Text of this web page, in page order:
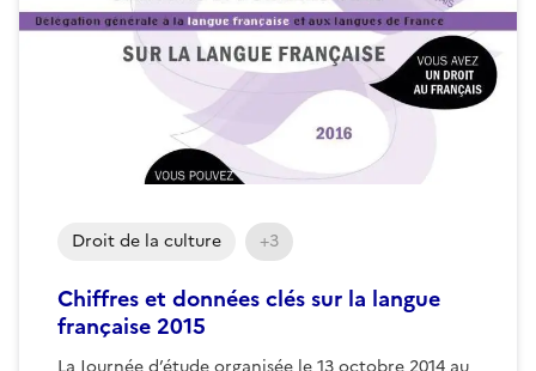
Chiffres et données clés sur la langue
française 2015
Droit de la culture +3